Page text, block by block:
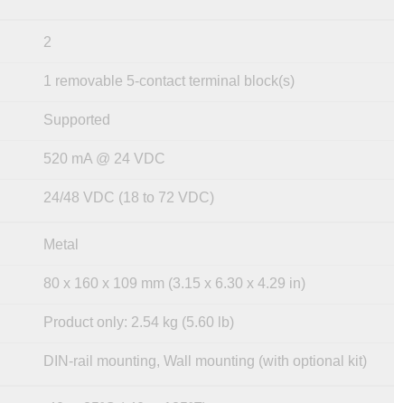
2
1 removable 5-contact terminal block(s)
Supported
520 mA @ 24 VDC
24/48 VDC (18 to 72 VDC)
Metal
80 x 160 x 109 mm (3.15 x 6.30 x 4.29 in)
Product only: 2.54 kg (5.60 lb)
DIN-rail mounting, Wall mounting (with optional kit)